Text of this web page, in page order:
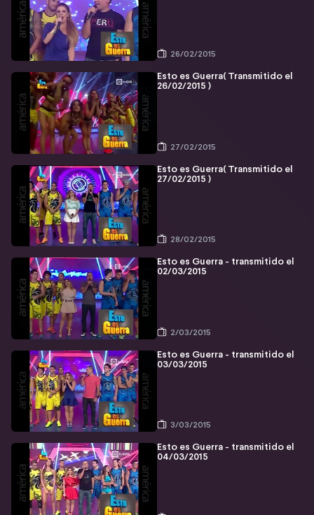
26/02/2015
Esto es Guerra( Transmitido el
26/02/2015 )
27/02/2015
Esto es Guerra( Transmitido el
27/02/2015 )
28/02/2015
Esto es Guerra - transmitido el
02/03/2015
2/03/2015
Esto es Guerra - transmitido el
03/03/2015
3/03/2015
Esto es Guerra - transmitido el
04/03/2015